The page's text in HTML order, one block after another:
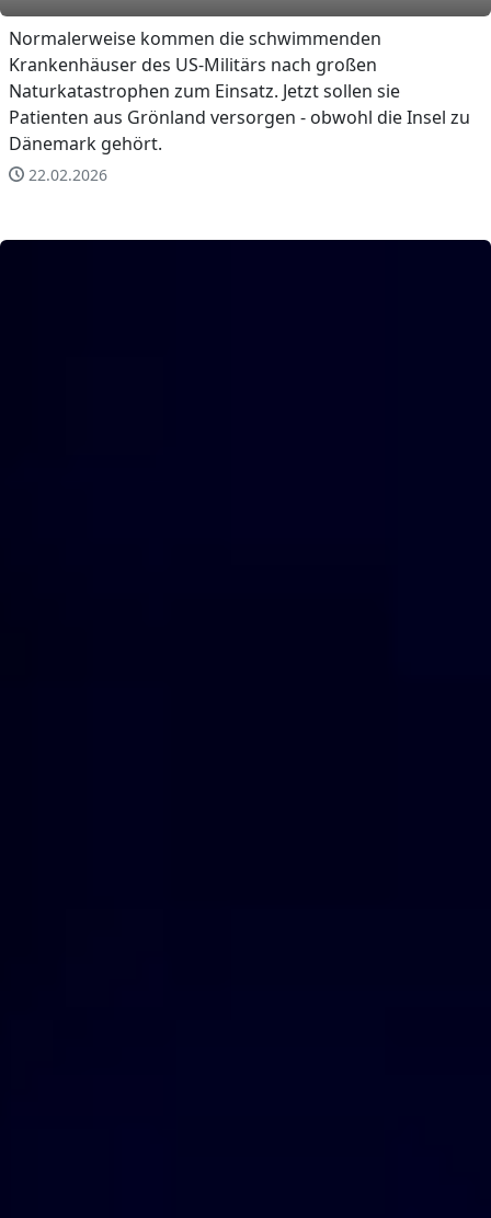
Normalerweise kommen die schwimmenden
Krankenhäuser des US-Militärs nach großen
Naturkatastrophen zum Einsatz. Jetzt sollen sie
Patienten aus Grönland versorgen - obwohl die Insel zu
Dänemark gehört.
22.02.2026